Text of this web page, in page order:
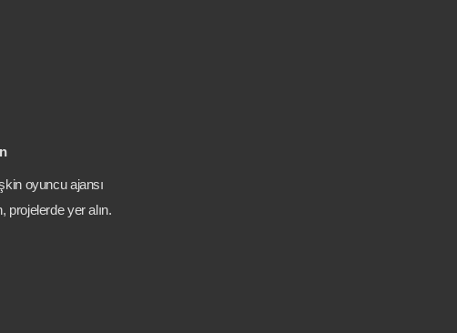
oyuncu ajansı
projelerde yer alın.